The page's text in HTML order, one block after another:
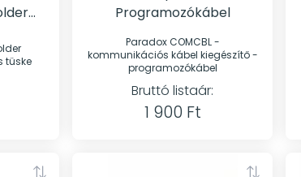
tüske
Programozókábel
Paradox COMCBL -
kommunikációs kábel kiegészítő -
programozókábel
Bruttó listaár:
1 900 Ft